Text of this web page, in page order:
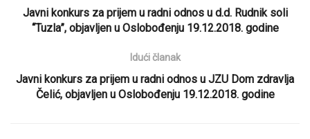
Javni konkurs za prijem u radni odnos u d.d. Rudnik soli
“Tuzla”, objavljen u Oslobođenju 19.12.2018. godine
Idući članak
Javni konkurs za prijem u radni odnos u JZU Dom zdravlja
Čelić, objavljen u Oslobođenju 19.12.2018. godine